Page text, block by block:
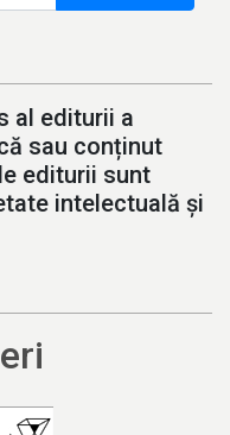
al editurii a
sau conținut
editurii sunt
intelectuală și